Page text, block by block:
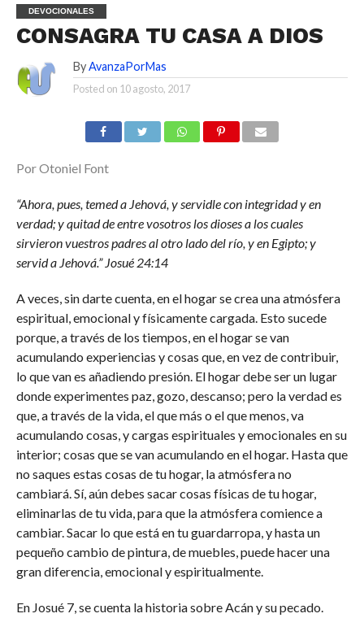
DEVOCIONALES
CONSAGRA TU CASA A DIOS
By AvanzaPorMas
Posted on 10 agosto, 2017
Por Otoniel Font
“Ahora, pues, temed a Jehová, y servidle con integridad y en
verdad; y quitad de entre vosotros los dioses a los cuales
sirvieron vuestros padres al otro lado del río, y en Egipto; y
servid a Jehová.” Josué 24:14
A veces, sin darte cuenta, en el hogar se crea una atmósfera
espiritual, emocional y físicamente cargada. Esto sucede
porque, a través de los tiempos, en el hogar se van
acumulando experiencias y cosas que, en vez de contribuir,
lo que van es añadiendo presión. El hogar debe ser un lugar
donde experimentes paz, gozo, descanso; pero la verdad es
que, a través de la vida, el que más o el que menos, va
acumulando cosas, y cargas espirituales y emocionales en su
interior; cosas que se van acumulando en el hogar. Hasta que
no saques estas cosas de tu hogar, la atmósfera no
cambiará. Sí, aún debes sacar cosas físicas de tu hogar,
eliminarlas de tu vida, para que la atmósfera comience a
cambiar. Sacar lo que está en tu guardarropa, y hasta un
pequeño cambio de pintura, de muebles, puede hacer una
gran diferencia, emocional y espiritualmente.
En Josué 7, se cuenta la historia sobre Acán y su pecado.